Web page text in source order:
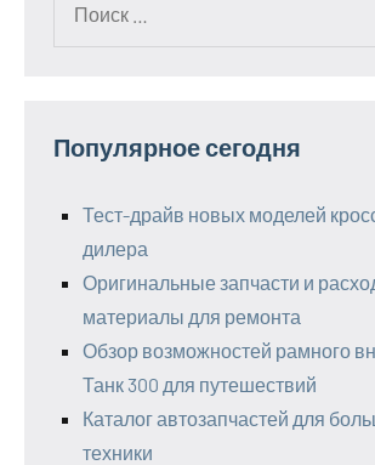
Популярное сегодня
Тест-драйв новых моделей
дилера
Оригинальные запчасти и
материалы для ремонта
Обзор возможностей рамного
Танк 300 для путешествий
Каталог автозапчастей для
техники